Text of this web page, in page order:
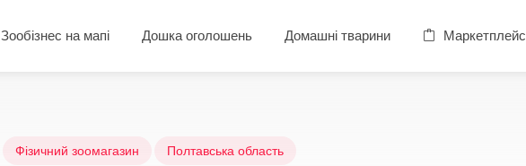
Зообізнес на мапі Дошка оголошень Домашні тварини Маркетплейс
Фізичний зоомагазин Полтавська область